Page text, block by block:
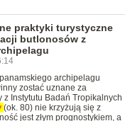
praktyki turystyczne
butlonosów z
archipelagu
zostać uznane za
z Instytutu Badań Tropikalnych
(ok. 80) nie krzyżują się z
jest złym prognostykiem, a